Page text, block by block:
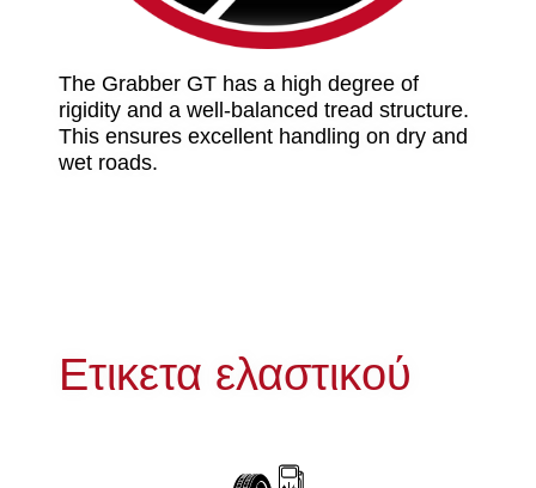
The Grabber GT has a high degree of
rigidity and a well-balanced tread structure.
This ensures excellent handling on dry and
wet roads.
Ετικετα ελαστικού